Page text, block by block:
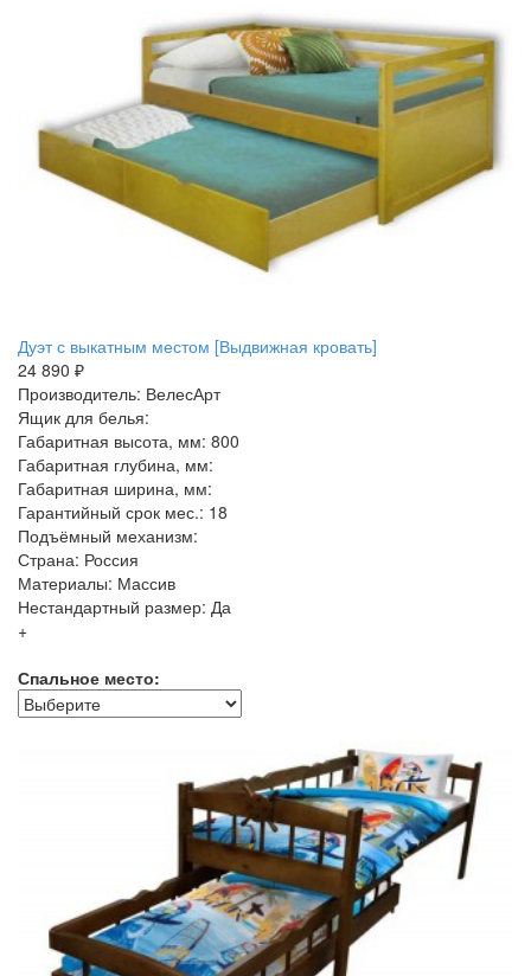
Дуэт с выкатным местом [Выдвижная кровать]
24 890 ₽
Производитель: ВелесАрт
Ящик для белья:
Габаритная высота, мм: 800
Габаритная глубина, мм:
Габаритная ширина, мм:
Гарантийный срок мес.: 18
Подъёмный механизм:
Страна: Россия
Материалы: Массив
Нестандартный размер: Да
+
Спальное место: